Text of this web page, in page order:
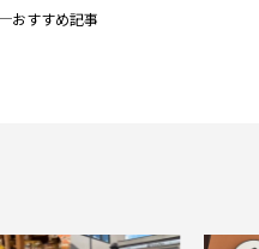
おすすめ記事